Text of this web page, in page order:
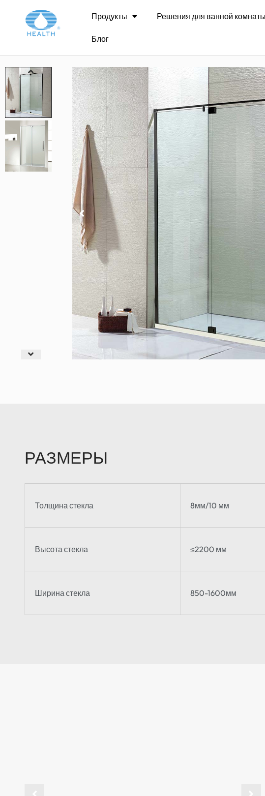
Продукты Решения для ванной комнаты
Блог
Дом > Распашная душевая дверь JP204 Петля для
РАЗМЕРЫ
Толщина стекла 8мм/10 мм
Высота стекла ≤2200 мм
Ширина стекла 850-1600мм